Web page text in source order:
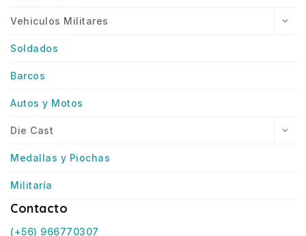
Vehiculos Militares
Soldados
Barcos
Autos y Motos
Die Cast
Medallas y Piochas
Militaría
Contacto
(+56) 966770307